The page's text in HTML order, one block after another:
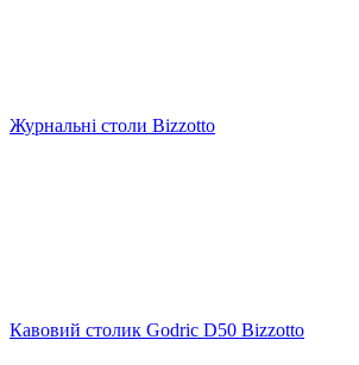
Журнальні столи Bizzotto
Кавовий столик Godric D50 Bizzotto